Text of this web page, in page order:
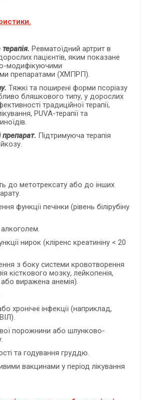
Ревматоїдний артрит в
пацієнтів, яким показане
модифікуючими
препаратами (ХМПРП).
Тяжкі та поширені форми псоріазу
бляшкового типу, у дорослих
традиційної терапії,
PUVA-терапії та
Підтримуюча терапія
до метотрексату або до інших
функції печінки (рівень білірубіну
нирок (кліренс креатиніну < 20
з боку системи кровотворення
кісткового мозку, лейкопенія,
виражена анемія).
хронічні інфекції (наприклад,
порожнини або шлунково-
та годування груддю.
вакцинами у період лікування